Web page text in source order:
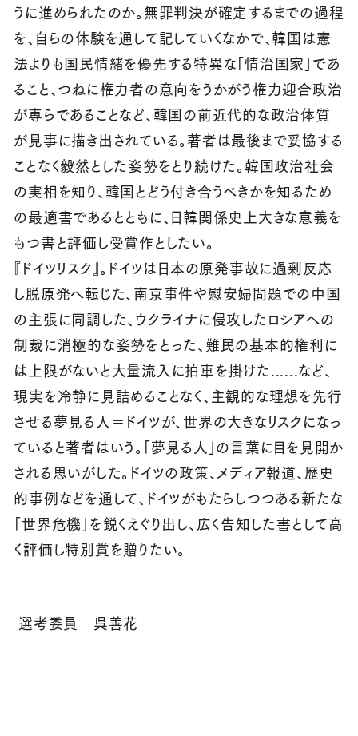
うに進められたのか。無罪判決が確定するまでの過程
を、自らの体験を通して記していくなかで、韓国は憲
法よりも国民情緒を優先する特異な「情治国家」であ
ること、つねに権力者の意向をうかがう権力迎合政治
が専らであることなど、韓国の前近代的な政治体質
が見事に描き出されている。著者は最後まで妥協する
ことなく毅然とした姿勢をとり続けた。韓国政治社会
の実相を知り、韓国とどう付き合うべきかを知るため
の最適書であるとともに、日韓関係史上大きな意義を
もつ書と評価し受賞作としたい。
『ドイツリスク』。ドイツは日本の原発事故に過剰反応
し脱原発へ転じた、南京事件や慰安婦問題での中国
の主張に同調した、ウクライナに侵攻したロシアへの
制裁に消極的な姿勢をとった、難民の基本的権利に
は上限がないと大量流入に拍車を掛けた......など、
現実を冷静に見詰めることなく、主観的な理想を先行
させる夢見る人＝ドイツが、世界の大きなリスクになっ
ていると著者はいう。「夢見る人」の言葉に目を見開か
される思いがした。ドイツの政策、メディア報道、歴史
的事例などを通して、ドイツがもたらしつつある新たな
「世界危機」を鋭くえぐり出し、広く告知した書として高
く評価し特別賞を贈りたい。
選考委員 呉善花